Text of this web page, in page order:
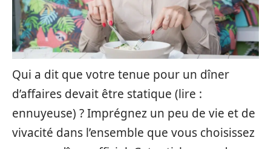
Qui a dit que votre tenue pour un dîner
d’affaires devait être statique (lire :
ennuyeuse) ? Imprégnez un peu de vie et de
vivacité dans l’ensemble que vous choisissez